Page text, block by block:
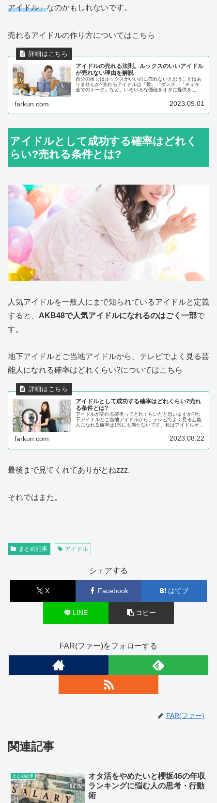
アイドル」なのかもしれないです。
売れるアイドルの作り方についてはこちら
アイドルの売れる法則。ルックスのいいアイドル
が売れない理由を解説
自分の推しはルックスがいいのに売れないと思うことはあ
りませんか?売れるアイドルは「歌」「ダンス」「チェキ
会でのトーク」など、いろいろな価値をオタに提供をしま
farkun.com 2023.09.01
アイドルとして成功する確率はどれく
らい?売れる条件とは?
人気アイドルを一般人にまで知られているアイドルと定義
すると、 AKB48で人気アイドルになれるのはごく一部で
す。
地下アイドルとご当地アイドルから、テレビでよく見る芸
能人になれる確率はどれくらい?についてはこちら
アイドルとして成功する確率はどれくらい?売れ
る条件とは?
アイドルが売れる確率ってどれくらいだと思いますか?地
下アイドルとご当地アイドルから、テレビでよく見る芸能
人になれる確率は1%にも満たないです。私はアイドルオタ
farkun.com 2023.08.22
最後まで見てくれてありがとねzzz.
それではまた。
まとめ記事 アイドル
シェアする
X Facebook はてブ
LINE コピー
FAR(ファー)をフォローする
FAR(ファー)
関連記事
まとめ記事
オタ活をやめたいと櫻坂46の年収
ランキングに悩む人の思考・行動
術